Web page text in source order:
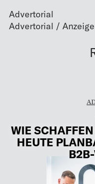
Advertorial
WIE
HEUTE